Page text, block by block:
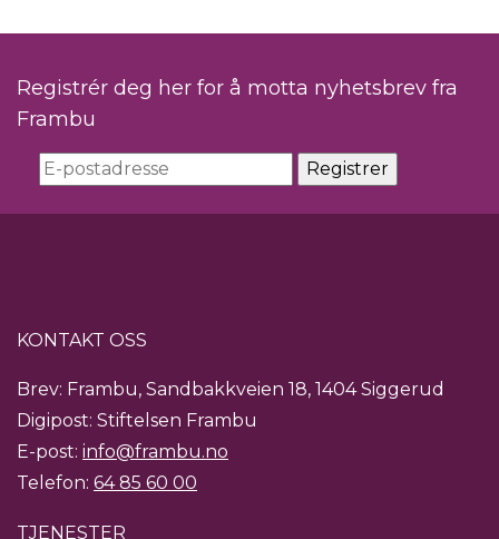
Registrér deg her for å motta nyhetsbrev fra
Frambu
KONTAKT OSS
Brev: Frambu, Sandbakkveien 18, 1404 Siggerud
Digipost: Stiftelsen Frambu
E-post: info@frambu.no
Telefon: 64 85 60 00
TJENESTER